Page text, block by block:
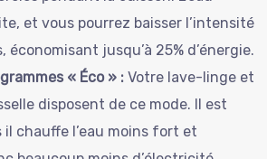
et vous pourrez baisser l’intensité
économisant jusqu’à 25% d’énergie.
« Éco » : Votre lave-linge et
disposent de ce mode. Il est
il chauffe l’eau moins fort et